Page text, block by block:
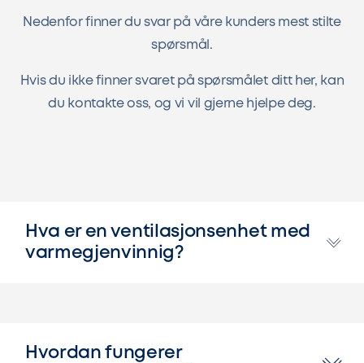
Nedenfor finner du svar på våre kunders mest stilte
spørsmål.
Hvis du ikke finner svaret på spørsmålet ditt her, kan
du kontakte oss, og vi vil gjerne hjelpe deg.
Hva er en ventilasjonsenhet med
varmegjenvinnig?
Hvordan fungerer